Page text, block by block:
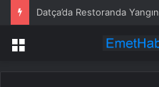
Datça’da Restoranda Yangın
Menü